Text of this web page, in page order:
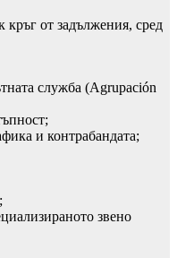
от задължения, сред
служба (Agrupación
и контрабандата;
звено